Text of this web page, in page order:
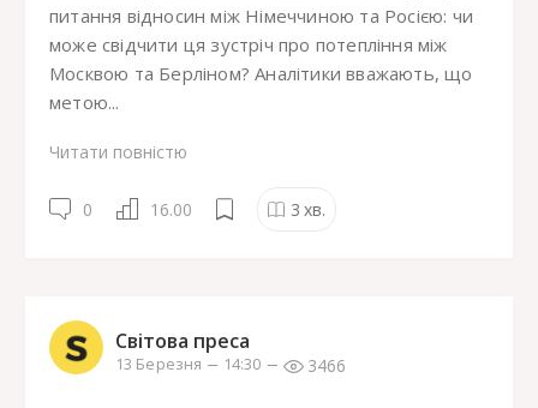
питання відносин між Німеччиною та Росією: чи
може свідчити ця зустріч про потепління між
Москвою та Берліном? Аналітики вважають, що
метою...
Читати повністю
0 16.00 3 хв.
Світова преса
13 Березня 14:30 3466